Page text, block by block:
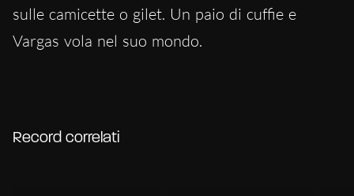
sulle camicette o gilet. Un paio di cuffie e
Vargas vola nel suo mondo.
Record correlati